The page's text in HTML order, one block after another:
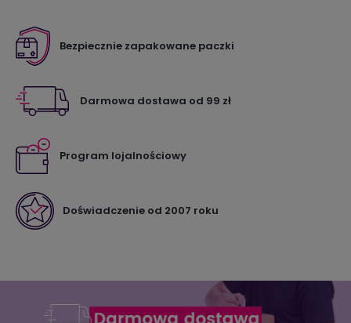
Bezpiecznie zapakowane paczki
Darmowa dostawa od 99 zł
Program lojalnościowy
Doświadczenie od 2007 roku